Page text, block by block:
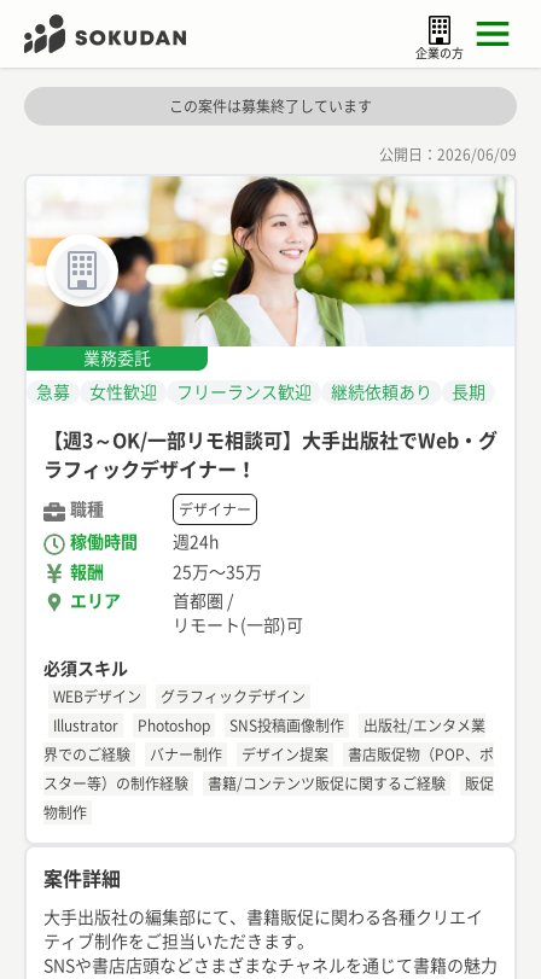
企業の方
この案件は募集終了しています
公開日： 2026/06/09
業務委託
急募
女性歓迎 フリーランス歓迎 継続依頼あり 長期
【週3～OK/一部リモ相談可】大手出版社でWeb・グ
ラフィックデザイナー！
職種 デザイナー
稼働時間
週24h
報酬
25万〜35万
エリア
首都圏 /
リモート(一部)可
必須スキル
WEBデザイン
グラフィックデザイン
Illustrator
Photoshop SNS投稿画像制作
出版社/エンタメ業
界でのご経験
バナー制作 デザイン提案
書店販促物（POP、ポ
スター等）の制作経験
書籍/コンテンツ販促に関するご経験
販促
物制作
案件詳細
大手出版社の編集部にて、書籍販促に関わる各種クリエイ
ティブ制作をご担当いただきます。
SNSや書店店頭などさまざまなチャネルを通じて書籍の魅力